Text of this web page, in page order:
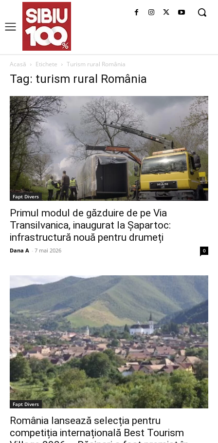
Acasă Etichete Turism rural România
Tag: turism rural România
Fapt Divers
Primul modul de găzduire de pe Via
Transilvanica, inaugurat la Șapartoc:
infrastructură nouă pentru drumeți
Dana A - 7 mai 2026 0
Fapt Divers
România lansează selecția pentru
competiția internațională Best Tourism